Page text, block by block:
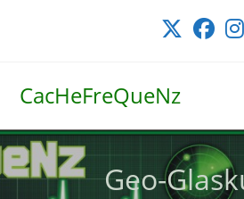
CacHeFreQueNz
Geo-